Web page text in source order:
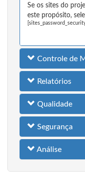
Se os sites do
este propósito,
Controle de
Relatórios
Qualidade
Segurança
Análise